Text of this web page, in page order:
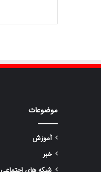
موضوعات
آموزش
خبر